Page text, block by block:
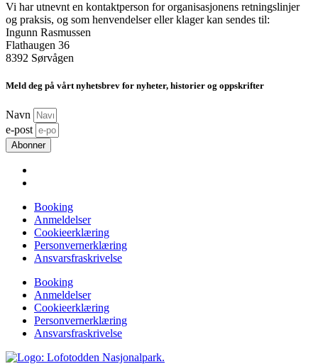
Vi har utnevnt en kontaktperson for organisasjonens retningslinjer
og praksis, og som henvendelser eller klager kan sendes til:
Ingunn Rasmussen
Flathaugen 36
8392 Sørvågen
Meld deg på vårt nyhetsbrev for nyheter, historier og oppskrifter
Navn
e-post
Abonner
Booking
Anmeldelser
Cookieerklæring
Personvernerklæring
Ansvarsfraskrivelse
Booking
Anmeldelser
Cookieerklæring
Personvernerklæring
Ansvarsfraskrivelse